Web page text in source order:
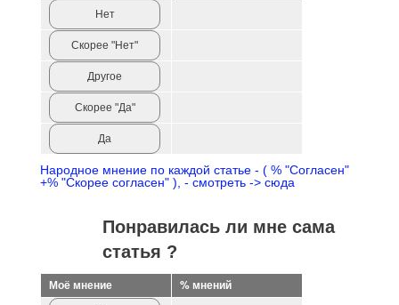
Нет
Скорее "Нет"
Другое
Скорее "Да"
Да
Народное мнение по каждой статье - ( % "Согласен"
+% "Скорее согласен" ), - смотреть -> сюда
Понравилась ли мне сама
статья ?
Моё мнение % мнений